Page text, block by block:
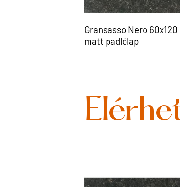
Gransasso Nero
matt padlólap